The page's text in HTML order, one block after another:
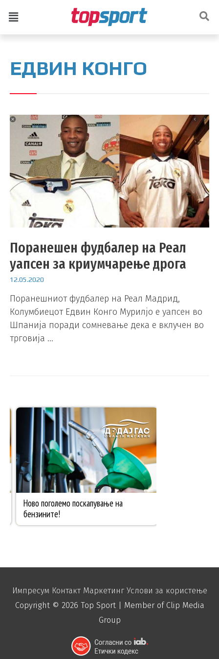
ЕДВИН КОНГО
Поранешен фудбалер на Реал
уапсен за криумчарење дрога
12.05.2020
Поранешниот фудбалер на Реал Мадрид,
Колумбиецот Едвин Конго Мурилјо е уапсен во
Шпанија поради сомневање дека е вклучен во
трговија …
Импресум Контакт Маркетинг Услови за користење
Copyright © 2026 Top Sport| Member of Clip Media
Group